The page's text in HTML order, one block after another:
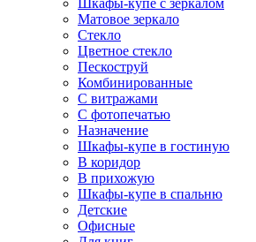
Шкафы-купе с зеркалом
Матовое зеркало
Стекло
Цветное стекло
Пескоструй
Комбинированные
С витражами
С фотопечатью
Назначение
Шкафы-купе в гостиную
В коридор
В прихожую
Шкафы-купе в спальню
Детские
Офисные